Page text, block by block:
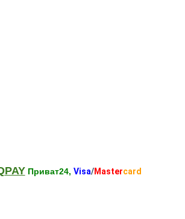
Приват24, Visa/Mastercard